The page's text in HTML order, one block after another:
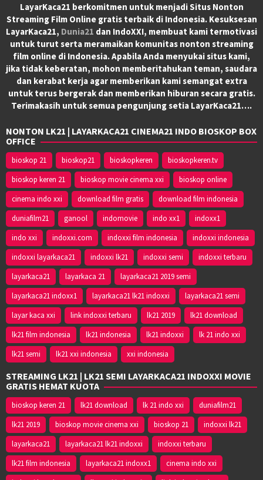
LayarKaca21 berkomitmen untuk menjadi Situs Nonton
Streaming Film Online gratis terbaik di Indonesia. Kesuksesan
LayarKaca21, Dunia21 dan IndoXXI, membuat kami termotivasi
untuk turut serta meramaikan komunitas nonton streaming
film online di Indonesia. Apabila Anda menyukai situs kami,
jika tidak keberatan, mohon memberitahukan teman, saudara
dan kerabat kerja agar memberikan kami semangat extra
untuk terus bergerak dan memberikan hiburan secara gratis.
Terimakasih untuk semua pengunjung setia LayarKaca21….
NONTON LK21 | LAYARKACA21 CINEMA21 INDO BIOSKOP BOX
OFFICE
bioskop 21 bioskop21 bioskopkeren
bioskopkeren.tv
bioskop keren 21
bioskop movie cinema xxi
bioskop online
cinema indo xxi
download film gratis
download film indonesia
duniafilm21
ganool indomovie indo xx1
indoxx1
indo xxi
indoxxi.com indoxxi film indonesia
indoxxi indonesia
indoxxi layarkaca21
indoxxi lk21 indoxxi semi
indoxxi terbaru
layarkaca21
layarkaca 21
layarkaca21 2019 semi
layarkaca21 indoxx1
layarkaca21 lk21 indoxxi
layarkaca21 semi
layar kaca xxi
link indoxxi terbaru lk21 2019
lk21 download
lk21 film indonesia
lk21 indonesia lk21 indoxxi
lk 21 indo xxi
lk21 semi
lk21 xxi indonesia xxi indonesia
STREAMING LK21 | LK21 SEMI LAYARKACA21 INDOXXI MOVIE
GRATIS HEMAT KUOTA
bioskop keren 21 lk21 download lk 21 indo xxi
duniafilm21
lk21 2019
bioskop movie cinema xxi bioskop 21
indoxxi lk21
layarkaca21
layarkaca21 lk21 indoxxi
indoxxi terbaru
lk21 film indonesia
layarkaca21 indoxx1
cinema indo xxi